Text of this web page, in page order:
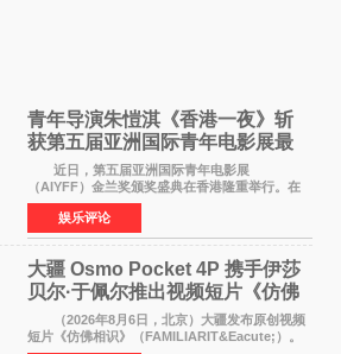
青年导演朱愷淇《香港一夜》斩
获第五届亚洲国际青年电影展最
佳剧本改编奖
近日，第五届亚洲国际青年电影展
（AIYFF）金兰奖颁奖盛典在香港隆重举行。在
这场汇聚数百位海内外电影人、文化界人士及媒
体代表的亚洲青年影视盛会上，香港本土电影
《香港一夜》（Dawn in Ho
娱乐评论
大疆 Osmo Pocket 4P 携手伊莎
贝尔·于佩尔推出视频短片《仿佛
相识》
（2026年8月6日，北京）大疆发布原创视频
短片《仿佛相识》（FAMILIARIT&Eacute;）。